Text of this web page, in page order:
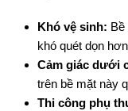
Khó vệ sinh:
khó quét dọn
Cảm giác dưới
trên bề mặt này
Thi công phụ